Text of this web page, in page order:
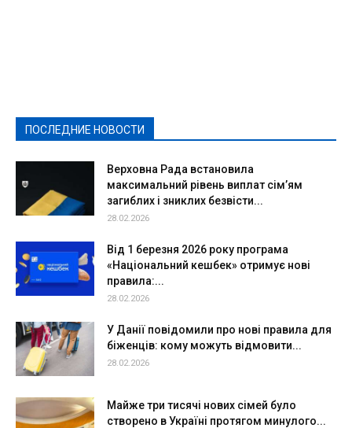
ПОСЛЕДНИЕ НОВОСТИ
Верховна Рада встановила
максимальний рівень виплат сім’ям
загиблих і зниклих безвісти...
28.02.2026
Від 1 березня 2026 року програма
«Національний кешбек» отримує нові
правила:...
28.02.2026
У Данії повідомили про нові правила для
біженців: кому можуть відмовити...
28.02.2026
Майже три тисячі нових сімей було
створено в Україні протягом минулого...